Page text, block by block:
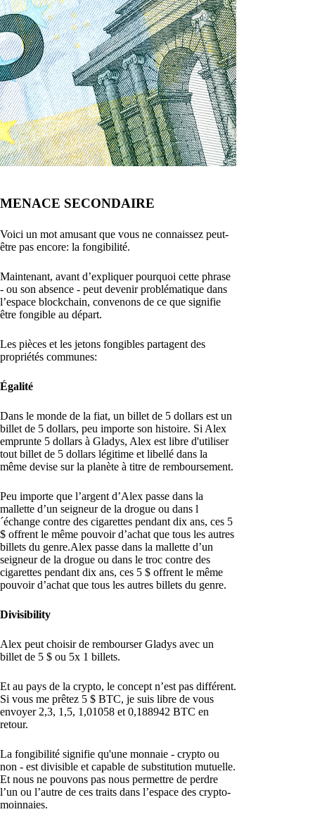
MENACE SECONDAIRE
Voici un mot amusant que vous ne connaissez peut-
être pas encore: la fongibilité.
Maintenant, avant d’expliquer pourquoi cette phrase
- ou son absence - peut devenir problématique dans
l’espace blockchain, convenons de ce que signifie
être fongible au départ.
Les pièces et les jetons fongibles partagent des
propriétés communes:
Égalité
Dans le monde de la fiat, un billet de 5 dollars est un
billet de 5 dollars, peu importe son histoire. Si Alex
emprunte 5 dollars à Gladys, Alex est libre d'utiliser
tout billet de 5 dollars légitime et libellé dans la
même devise sur la planète à titre de remboursement.
Peu importe que l’argent d’Alex passe dans la
mallette d’un seigneur de la drogue ou dans l
´échange contre des cigarettes pendant dix ans, ces 5
$ offrent le même pouvoir d’achat que tous les autres
billets du genre.Alex passe dans la mallette d’un
seigneur de la drogue ou dans le troc contre des
cigarettes pendant dix ans, ces 5 $ offrent le même
pouvoir d’achat que tous les autres billets du genre.
Divisibility
Alex peut choisir de rembourser Gladys avec un
billet de 5 $ ou 5x 1 billets.
Et au pays de la crypto, le concept n’est pas différent.
Si vous me prêtez 5 $ BTC, je suis libre de vous
envoyer 2,3, 1,5, 1,01058 et 0,188942 BTC en
retour.
La fongibilité signifie qu'une monnaie - crypto ou
non - est divisible et capable de substitution mutuelle.
Et nous ne pouvons pas nous permettre de perdre
l’un ou l’autre de ces traits dans l’espace des crypto-
moinnaies.